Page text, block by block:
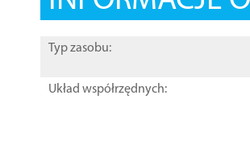
Typ zasobu:
Układ współrzędnych: